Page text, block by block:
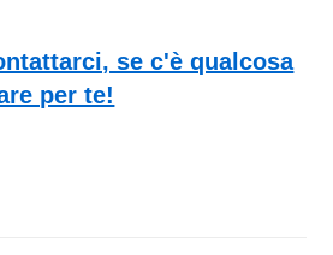
se c'è qualcosa
per te!